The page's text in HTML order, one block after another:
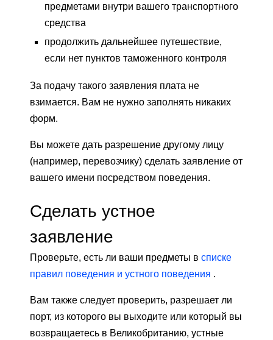
предметами внутри вашего транспортного
средства
продолжить дальнейшее путешествие,
если нет пунктов таможенного контроля
За подачу такого заявления плата не
взимается. Вам не нужно заполнять никаких
форм.
Вы можете дать разрешение другому лицу
(например, перевозчику) сделать заявление от
вашего имени посредством поведения.
Сделать устное
заявление
Проверьте, есть ли ваши предметы в списке
правил поведения и устного поведения .
Вам также следует проверить, разрешает ли
порт, из которого вы выходите или который вы
возвращаетесь в Великобританию, устные